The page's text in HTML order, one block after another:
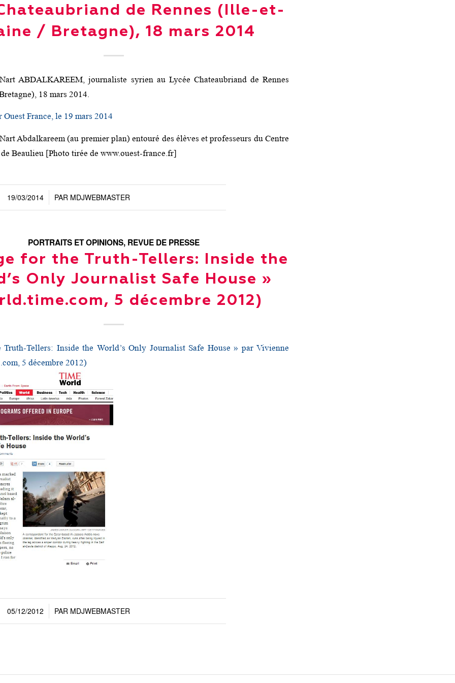
de Rennes (Ille-et-
/ Bretagne), 18 mars 2014
ABDALKAREEM, journaliste syrien au Lycée Chateaubriand de Rennes
18 mars 2014.
France, le 19 mars 2014
Abdalkareem (au premier plan) entouré des élèves et professeurs du Centre
Beaulieu [Photo tirée de www.ouest-france.fr]
19/03/2014
/ PAR MDJWEBMASTER
PORTRAITS ET OPINIONS, REVUE DE PRESSE
for the Truth-Tellers: Inside the
Only Journalist Safe House »
5 décembre 2012)
Tellers: Inside the World’s Only Journalist Safe House » par Vivienne
5 décembre 2012)
05/12/2012
/ PAR MDJWEBMASTER